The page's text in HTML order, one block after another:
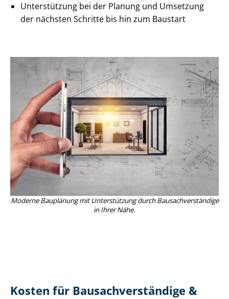
Unterstützung bei der Planung und Umsetzung
der nächsten Schritte bis hin zum Baustart
Moderne Bauplanung mit Unterstützung durch Bau­sach­ver­stän­di­ge
in Ihrer Nähe.
Kosten für Bau­sach­ver­stän­di­ge &